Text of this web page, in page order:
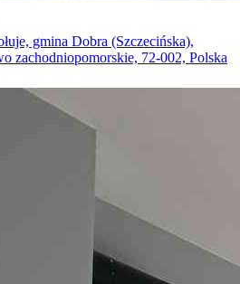
gmina Dobra (Szczecińska),
zachodniopomorskie, 72-002, Polska